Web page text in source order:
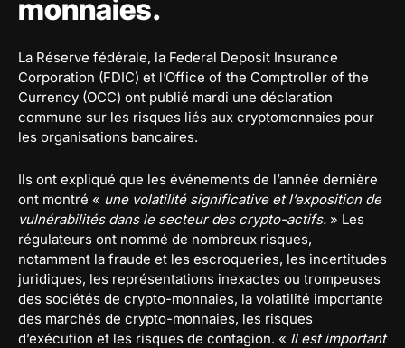
monnaies.
La Réserve fédérale, la Federal Deposit Insurance
Corporation (FDIC) et l’Office of the Comptroller of the
Currency (OCC) ont publié mardi une déclaration
commune sur les risques liés aux cryptomonnaies pour
les organisations bancaires.
Ils ont expliqué que les événements de l’année dernière
ont montré « une volatilité significative et l’exposition de
vulnérabilités dans le secteur des crypto-actifs. » Les
régulateurs ont nommé de nombreux risques,
notamment la fraude et les escroqueries, les incertitudes
juridiques, les représentations inexactes ou trompeuses
des sociétés de crypto-monnaies, la volatilité importante
des marchés de crypto-monnaies, les risques
d’exécution et les risques de contagion. « Il est important